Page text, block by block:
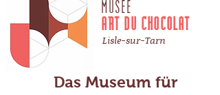
Das Museum für
Lisle-sur-Tarn
MUSÉE
ART DU CHOCOLAT